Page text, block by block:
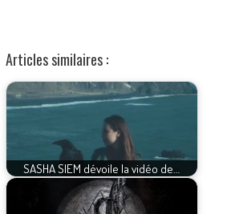
Articles similaires :
SASHA SIEM dévoile la vidéo de…